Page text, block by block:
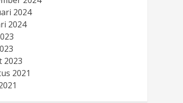
2024
2024
2023
2021